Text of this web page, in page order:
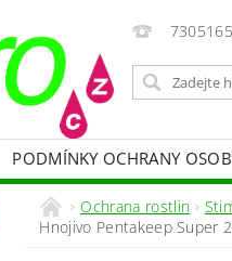
PODMÍNKY OCHRANY
VAKY, PYTLE,
OCHRANA DŘEVA
Ochrana rostlin
Hnojivo Pentakeep Super